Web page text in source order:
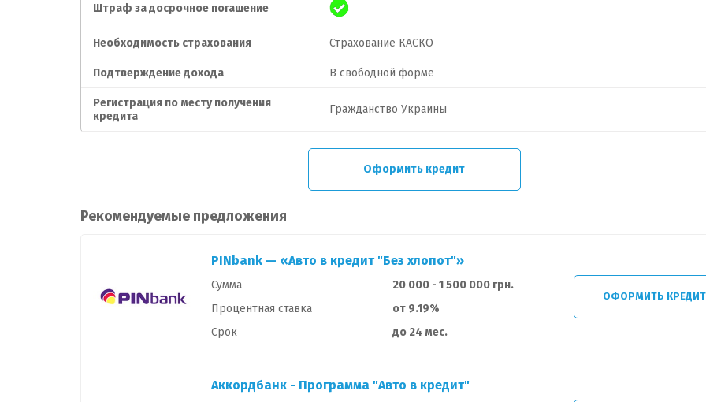
Штраф за досрочное погашение
Необходимость страхования Страхование КАСКО
Подтверждение дохода В свободной форме
Регистрация по месту получения
кредита
Гражданство Украины
Оформить кредит
Рекомендуемые предложения
PINbank — «Авто в кредит "Без хлопот"»
Сумма
20 000 - 1 500 000 грн.
Процентная ставка
от 9.19%
Срок
до 24 мес.
ОФОРМИТЬ КРЕДИТ
Аккордбанк - Программа "Авто в кредит"